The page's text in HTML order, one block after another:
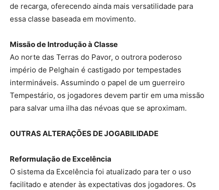
de recarga, oferecendo ainda mais versatilidade para
essa classe baseada em movimento.
Missão de Introdução à Classe
Ao norte das Terras do Pavor, o outrora poderoso
império de Pelghain é castigado por tempestades
intermináveis. Assumindo o papel de um guerreiro
Tempestário, os jogadores devem partir em uma missão
para salvar uma ilha das névoas que se aproximam.
OUTRAS ALTERAÇÕES DE JOGABILIDADE
Reformulação de Excelência
O sistema da Excelência foi atualizado para ter o uso
facilitado e atender às expectativas dos jogadores. Os